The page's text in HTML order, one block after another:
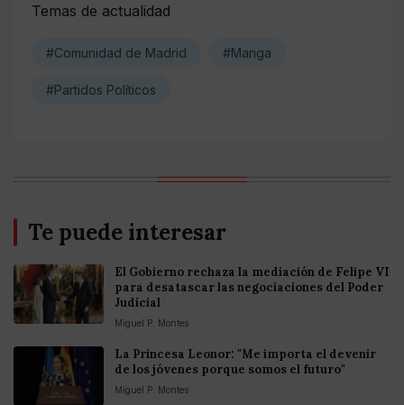
Temas de actualidad
#Comunidad de Madrid #Manga
#Partidos Políticos
Te puede interesar
El Gobierno rechaza la mediación de Felipe VI
para desatascar las negociaciones del Poder
Judicial
Miguel P. Montes
La Princesa Leonor: "Me importa el devenir
de los jóvenes porque somos el futuro"
Miguel P. Montes